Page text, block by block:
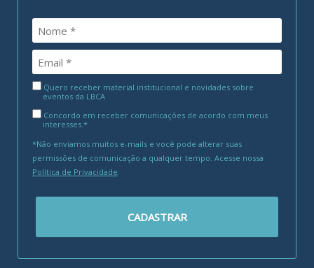
Quero receber material institucional e novidades sobre
eventos da LBCA
Concordo em receber comunicações de acordo com meus
interesses.*
*Não enviamos muitos e-mails e você pode alterar suas
permissões de comunicação a qualquer tempo. Acesse nossa
Política de Privacidade.
CADASTRAR